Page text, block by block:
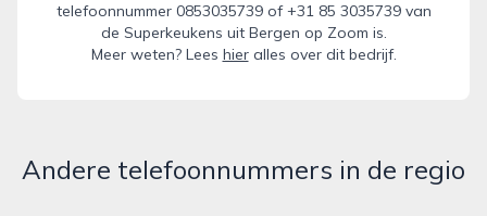
telefoonnummer 0853035739 of +31 85 3035739 van
de Superkeukens uit Bergen op Zoom is.
Meer weten? Lees hieralles over dit bedrijf.
Andere telefoonnummers in de regio